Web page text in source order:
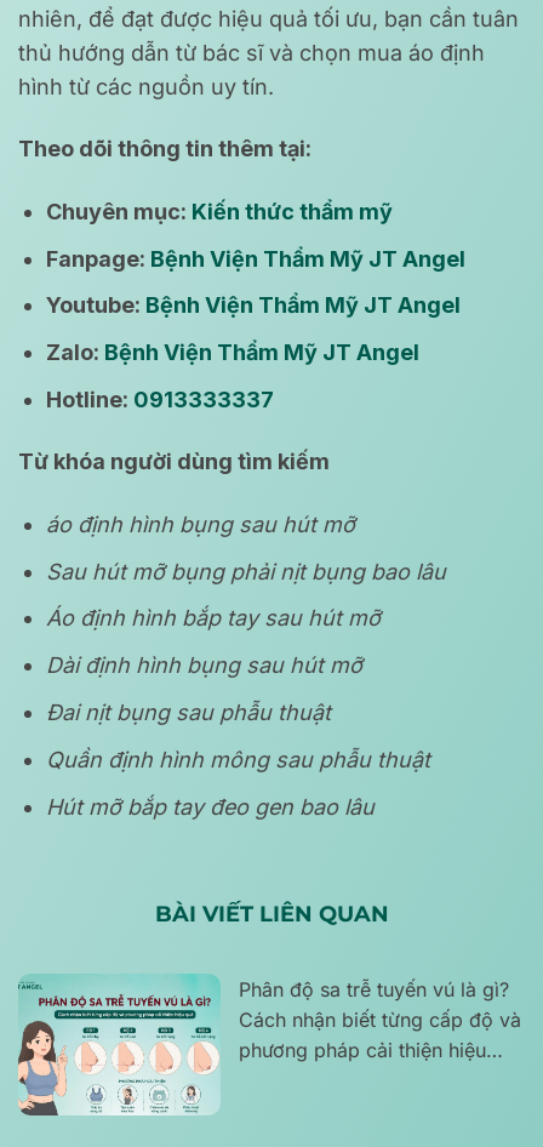
nhiên, để đạt được hiệu quả tối ưu, bạn cần tuân
thủ hướng dẫn từ bác sĩ và chọn mua áo định
hình từ các nguồn uy tín.
Theo dõi thông tin thêm tại:
Chuyên mục: Kiến thức thẩm mỹ
Fanpage: Bệnh Viện Thẩm Mỹ JT Angel
Youtube: Bệnh Viện Thẩm Mỹ JT Angel
Zalo: Bệnh Viện Thẩm Mỹ JT Angel
Hotline: 0913333337
Từ khóa người dùng tìm kiếm
áo định hình bụng sau hút mỡ
Sau hút mỡ bụng phải nịt bụng bao lâu
Áo định hình bắp tay sau hút mỡ
Dài định hình bụng sau hút mỡ
Đai nịt bụng sau phẫu thuật
Quần định hình mông sau phẫu thuật
Hút mỡ bắp tay đeo gen bao lâu
BÀI VIẾT LIÊN QUAN
Phân độ sa trễ tuyến vú là gì?
Cách nhận biết từng cấp độ và
phương pháp cải thiện hiệu